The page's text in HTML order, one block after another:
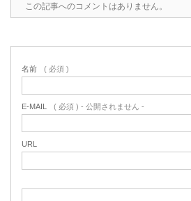
この記事へのコメントはありません。
名前 ( 必須 )
E-MAIL ( 必須 ) - 公開されません -
URL